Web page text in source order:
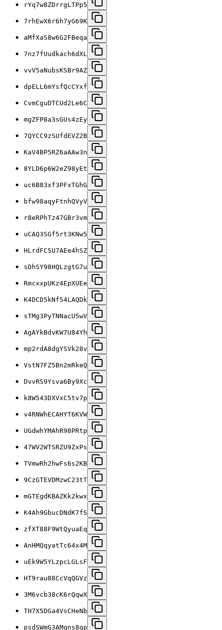
rYq7w8ZDrrgLTPp5
7rhEwX6r6h7yG69K
aMfXaS8w6G2FBeqa
7nz7fUudkach6dXL
vvV5aNubsKSBr9AZ
dpELL6mYsfQcCYxf
CvmCguDTCUd2Le6C
mgZFP8a3sGUs4zEy
7QYCC9zSUfdEVZ2B
KaV4BP5RZ6aAAw3n
8YLD6p6W2eZ98yEt
uc6B83xf3PFxTGhG
bfw98aqyFtnhQVyV
r8eRPhTz47GBr3vm
uCAQ3SGf5rt3KNw5
HLrdFCSU7AEe4hSZ
sDhSY98HQLzgtG7u
RmcxxpUKz4EpXUEe
K4DCD5kNf54LAQDk
sTMg3PyTNNacU5wV
AgAYkBdvKW7U84Yh
mp2rdA8dgYSVk28v
VstN7FZ5Bn2mRkeQ
DvvRS9Ysva6By9Xc
k8W543DXVxC5tv7p
v4RNWhECAHYT6KVW
UGdwhYMAhR98PRtp
47WV2WTSRZU9ZxPs
TVmwRh2hwFs6s2KB
9CzGTEVDMzwC23tT
mGTEgdKBAZKk2kwx
K4Ah9GbucDNdK7fS
zfXT88F9WtQyuaEq
AnHMQqyatTc64x4M
uEk9W5YLzpcLGLsF
HT9rau88CcVqQGVz
3M6vcb38cK6rQqwX
TH7X5DGa4VsCHeNb
psdSWmG3AMqns8qp